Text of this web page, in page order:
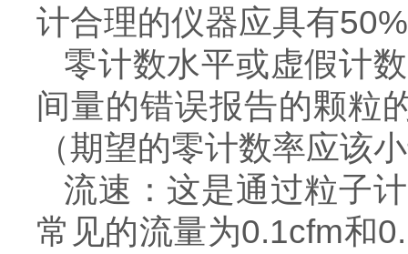
计合理的仪器应具有
零计数水平或虚假计
间量的错误报告的颗粒
（期望的零计数率应该
流速：这是通过粒子
常见的流量为0.1cfm和